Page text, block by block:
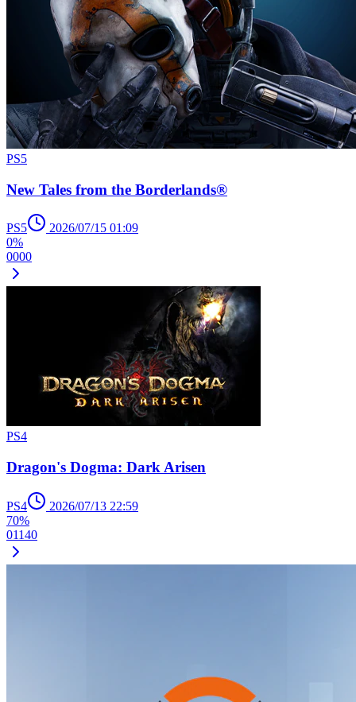
PS5
New Tales from the Borderlands®
PS5
2026/07/15 01:09
0%
0000
PS4
Dragon's Dogma: Dark Arisen
PS4
2026/07/13 22:59
70%
01140